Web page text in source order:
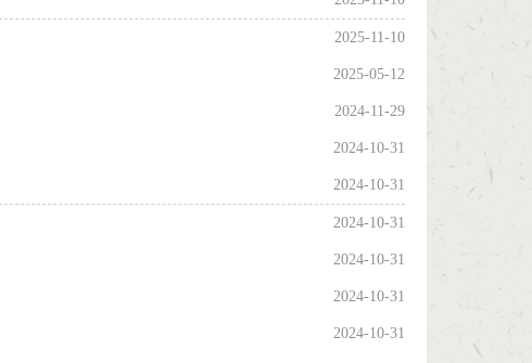
2025-11-10
2025-05-12
2024-11-29
2024-10-31
2024-10-31
2024-10-31
2024-10-31
2024-10-31
2024-10-31